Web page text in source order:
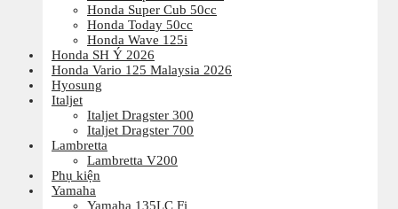
Honda Super Cub 50cc
Honda Today 50cc
Honda Wave 125i
Honda SH Ý 2026
Honda Vario 125 Malaysia 2026
Hyosung
Italjet
Italjet Dragster 300
Italjet Dragster 700
Lambretta
Lambretta V200
Phụ kiện
Yamaha
Yamaha 135LC Fi